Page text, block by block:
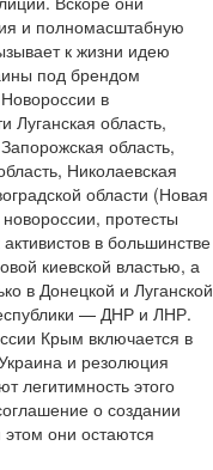
и полномасштабную
к жизни идею
под брендом
в
область,
область,
Николаевская
области (Новая
протесты
в большинстве
киевской властью, а
в Донецкой и Луганской
— ДНР и ЛНР.
Крым включается в
и резолюция
легитимность этого
о создании
они остаются